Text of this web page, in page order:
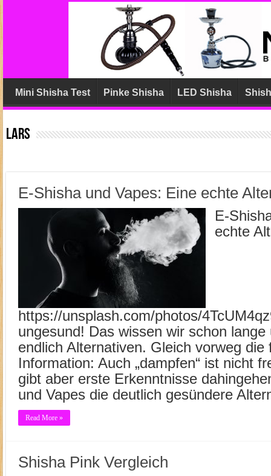
Mini Shisha Test Pinke Shisha LED Shisha
Lars
E-Shisha und Vapes: Eine echte
E-
echte
https://unsplash.com/photos/
ungesund! Das wissen wir schon
endlich Alternativen. Gleich vorweg die
Information: Auch „dampfen“ ist nicht
gibt aber erste Erkenntnisse
und Vapes die deutlich gesündere
Read More »
Shisha Pink Vergleich